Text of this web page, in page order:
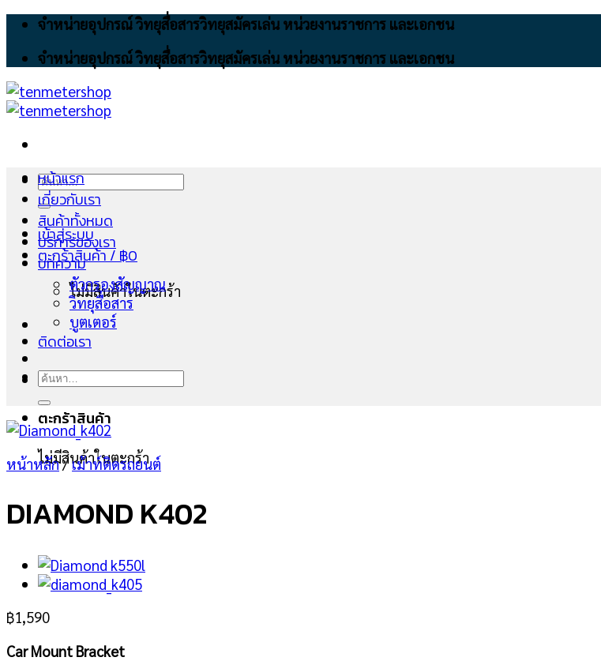
Skip
content
จำหน่ายอุปกรณ์ วิทยุสื่อสารวิทยุสมัครเล่น หน่วยงานราชการ และเอกชน
จำหน่ายอุปกรณ์ วิทยุสื่อสารวิทยุสมัครเล่น หน่วยงานราชการ และเอกชน
ค้นหา:
เข้าสู่ระบบ
ตะกร้าสินค้า /฿0
ไม่มีสินค้าในตะกร้า
ตะกร้าสินค้า
ไม่มีสินค้าในตะกร้า
หน้าแรก
เกี่ยวกับเรา
สินค้าทั้งหมด
บริการของเรา
บทความ
ตัวกรองสัญญาณ
วิทยุสื่อสาร
บูตเตอร์
ติดต่อเรา
ค้นหา:
หน้าหลัก/เม้าท์ติดรถยนต์
DIAMOND K402
฿1,590
Car Mount Bracket